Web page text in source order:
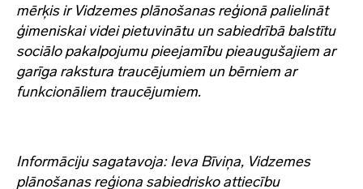
mērķis ir Vidzemes plānošanas reģionā palielināt
ģimeniskai videi pietuvinātu un sabiedrībā balstītu
sociālo pakalpojumu pieejamību pieaugušajiem ar
garīga rakstura traucējumiem un bērniem ar
funkcionāliem traucējumiem.
Informāciju sagatavoja: Ieva Bīviņa, Vidzemes
plānošanas reģiona sabiedrisko attiecību